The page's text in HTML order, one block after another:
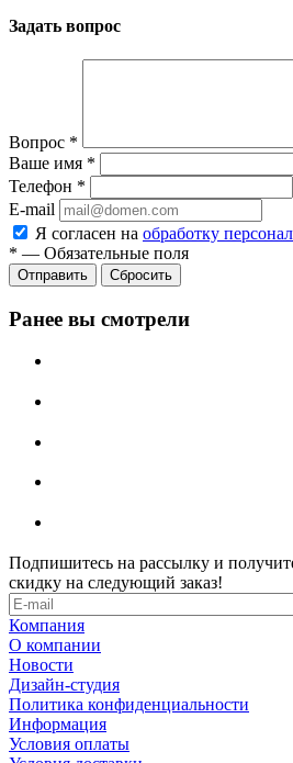
Задать вопрос
Вопрос *
Ваше имя *
Телефон *
E-mail
Я согласен на обработку
* — Обязательные поля
Отправить Сбросить
Ранее вы смотрели
Подпишитесь на рассылку и
скидку на следующий заказ!
Компания
О компании
Новости
Дизайн-студия
Политика конфиденциальности
Информация
Условия оплаты